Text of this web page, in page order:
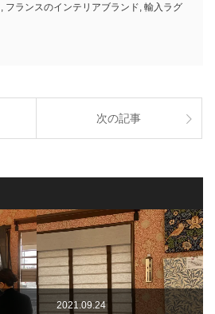
フランスのインテリアブランド 輸入ラグ
次の記事
2021.09.24